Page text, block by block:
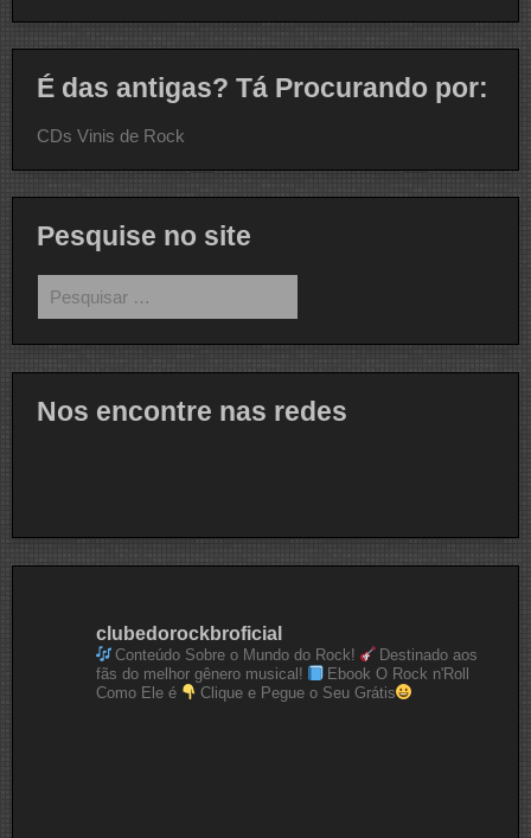
É das antigas? Tá Procurando por:
CDs Vinis de Rock
Pesquise no site
por:
Nos encontre nas redes
clubedorockbroficial
Conteúdo Sobre o Mundo do Rock!
Destinado aos
fãs do melhor gênero musical!
Ebook O Rock n'Roll
Como Ele é
Clique e Pegue o Seu Grátis